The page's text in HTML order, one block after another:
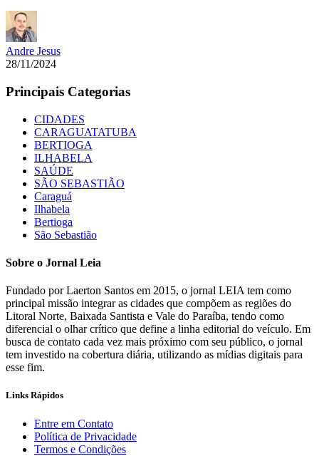
Andre Jesus
28/11/2024
Principais Categorias
CIDADES
CARAGUATATUBA
BERTIOGA
ILHABELA
SAÚDE
SÃO SEBASTIÃO
Caraguá
Ilhabela
Bertioga
São Sebastião
Sobre o Jornal Leia
Fundado por Laerton Santos em 2015, o jornal LEIA tem como
principal missão integrar as cidades que compõem as regiões do
Litoral Norte, Baixada Santista e Vale do Paraíba, tendo como
diferencial o olhar crítico que define a linha editorial do veículo. Em
busca de contato cada vez mais próximo com seu público, o jornal
tem investido na cobertura diária, utilizando as mídias digitais para
esse fim.
Links Rápidos
Entre em Contato
Política de Privacidade
Termos e Condições